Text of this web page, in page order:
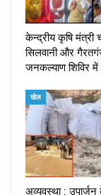
केन्द्रीय कृषि मंत्री
सिलवानी और
जनकल्याण शिविर
खेल
अव्यवस्था : उपार्जन